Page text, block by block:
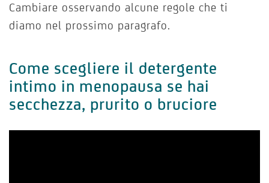
Cambiare osservando alcune regole che ti
diamo nel prossimo paragrafo.
Come scegliere il detergente
intimo in menopausa se hai
secchezza, prurito o bruciore